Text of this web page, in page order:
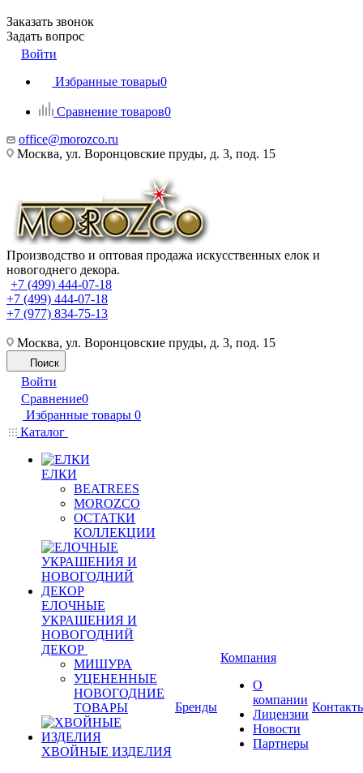
Заказать звонок
Задать вопрос
Войти
Избранные товары0
Сравнение товаров0
office@morozco.ru
Москва, ул. Воронцовские пруды, д. 3, под. 15
Производство и оптовая продажа искусственных елок и
новогоднего декора.
+7 (499) 444-07-18
+7 (499) 444-07-18
+7 (977) 834-75-13
Москва, ул. Воронцовские пруды, д. 3, под. 15
Поиск
Войти
Сравнение0
Избранные товары 0
Каталог
ЕЛКИ
BEATREES
MOROZCO
ОСТАТКИ
КОЛЛЕКЦИИ
ЕЛОЧНЫЕ
УКРАШЕНИЯ И
НОВОГОДНИЙ
ДЕКОР
МИШУРА
УЦЕНЕННЫЕ
НОВОГОДНИЕ
ТОВАРЫ
ХВОЙНЫЕ ИЗДЕЛИЯ
Бренды
Компания
О
компании
Лицензии
Новости
Партнеры